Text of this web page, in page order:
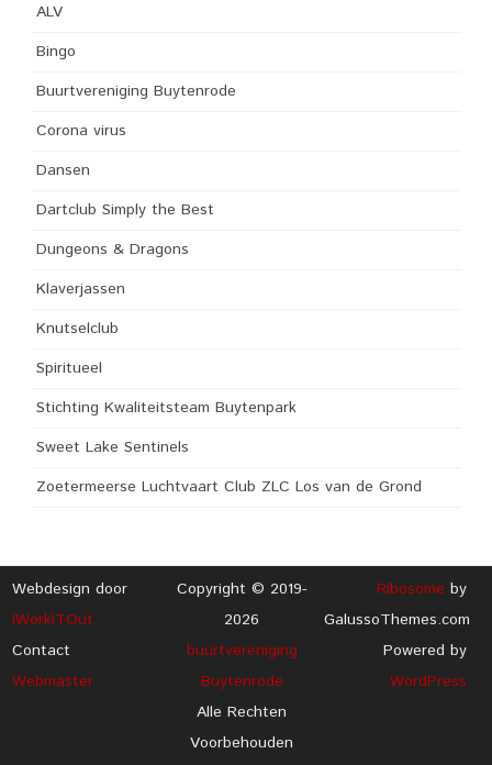
ALV
Bingo
Buurtvereniging Buytenrode
Corona virus
Dansen
Dartclub Simply the Best
Dungeons & Dragons
Klaverjassen
Knutselclub
Spiritueel
Stichting Kwaliteitsteam Buytenpark
Sweet Lake Sentinels
Zoetermeerse Luchtvaart Club ZLC Los van de Grond
Webdesign door
IWorkITOut
Contact
Webmaster
Copyright © 2019-
2026
buurtvereniging
Buytenrode
Alle Rechten
Voorbehouden
Ribosome by
GalussoThemes.com
Powered by
WordPress